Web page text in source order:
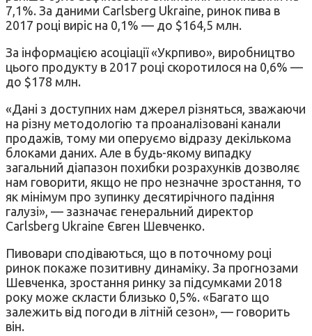
7,1%. За даними Carlsberg Ukraine, ринок пива в
2017 році виріс на 0,1% — до $164,5 млн.
За інформацією асоціації «Укрпиво», виробництво
цього продукту в 2017 році скоротилося на 0,6% —
до $178 млн.
«Дані з доступних нам джерел різняться, зважаючи
на різну методологію та проаналізовані канали
продажів, тому ми оперуємо відразу декількома
блоками даних. Але в будь-якому випадку
загальний діапазон похибки розрахунків дозволяє
нам говорити, якщо не про незначне зростання, то
як мінімум про зупинку десятирічного падіння
галузі», — зазначає генеральний директор
Carlsberg Ukraine Євген Шевченко.
Пивовари сподіваються, що в поточному році
ринок покаже позитивну динаміку. За прогнозами
Шевченка, зростання ринку за підсумками 2018
року може скласти близько 0,5%. «Багато що
залежить від погоди в літній сезон», — говорить
він.